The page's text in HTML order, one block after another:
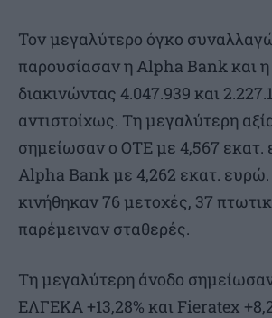
Τον μεγαλύτερο όγκο
παρουσίασαν η Alpha Bank και
διακινώντας 4.047.939 και
αντιστοίχως. Τη μεγαλύτερη
σημείωσαν ο OTE με 4,567 εκατ.
Alpha Bank με 4,262 εκατ. ευρώ.
κινήθηκαν 76 μετοχές, 37
παρέμειναν σταθερές.
Τη μεγαλύτερη άνοδο
ΕΛΓΕΚΑ +13,28% και Fieratex